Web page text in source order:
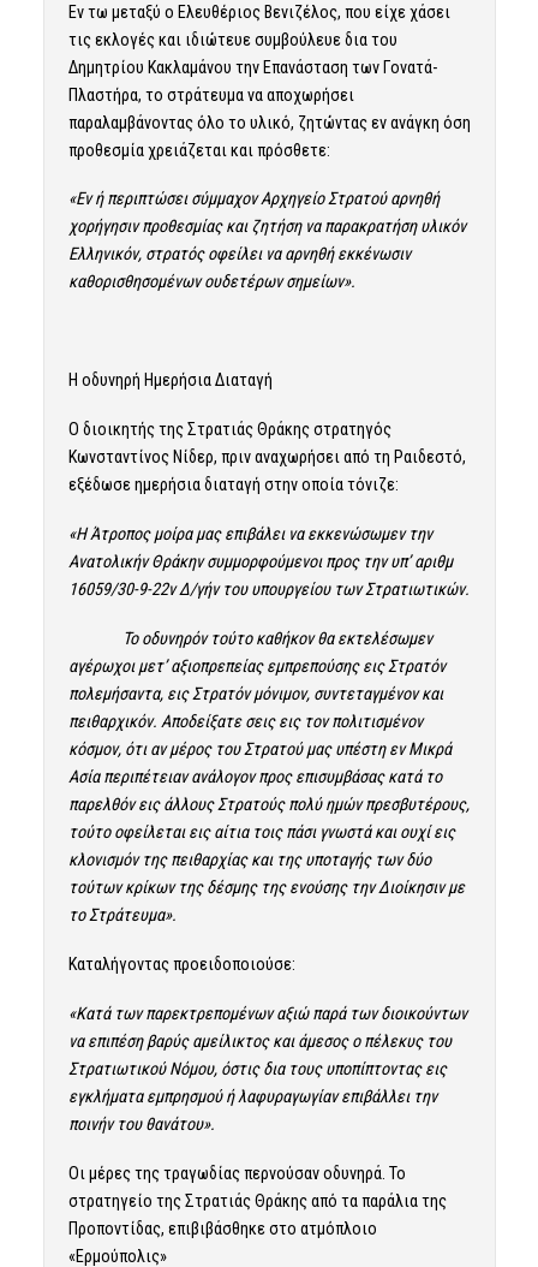
Εν τω μεταξύ ο Ελευθέριος Βενιζέλος, που είχε χάσει
τις εκλογές και ιδιώτευε συμβούλευε δια του
Δημητρίου Κακλαμάνου την Επανάσταση των Γονατά-
Πλαστήρα, το στράτευμα να αποχωρήσει
παραλαμβάνοντας όλο το υλικό, ζητώντας εν ανάγκη όση
προθεσμία χρειάζεται και πρόσθετε:
«Εν ή περιπτώσει σύμμαχον Αρχηγείο Στρατού αρνηθή
χορήγησιν προθεσμίας και ζητήση να παρακρατήση υλικόν
Ελληνικόν, στρατός οφείλει να αρνηθή εκκένωσιν
καθορισθησομένων ουδετέρων σημείων».
Η οδυνηρή Ημερήσια Διαταγή
Ο διοικητής της Στρατιάς Θράκης στρατηγός
Κωνσταντίνος Νίδερ, πριν αναχωρήσει από τη Ραιδεστό,
εξέδωσε ημερήσια διαταγή στην οποία τόνιζε:
«Η Άτροπος μοίρα μας επιβάλει να εκκενώσωμεν την
Ανατολικήν Θράκην συμμορφούμενοι προς την υπ’ αριθμ
16059/30-9-22ν Δ/γήν του υπουργείου των Στρατιωτικών.
Το οδυνηρόν τούτο καθήκον θα εκτελέσωμεν
αγέρωχοι μετ’ αξιοπρεπείας εμπρεπούσης εις Στρατόν
πολεμήσαντα, εις Στρατόν μόνιμον, συντεταγμένον και
πειθαρχικόν. Αποδείξατε σεις εις τον πολιτισμένον
κόσμον, ότι αν μέρος του Στρατού μας υπέστη εν Μικρά
Ασία περιπέτειαν ανάλογον προς επισυμβάσας κατά το
παρελθόν εις άλλους Στρατούς πολύ ημών πρεσβυτέρους,
τούτο οφείλεται εις αίτια τοις πάσι γνωστά και ουχί εις
κλονισμόν της πειθαρχίας και της υποταγής των δύο
τούτων κρίκων της δέσμης της ενούσης την Διοίκησιν με
το Στράτευμα».
Καταλήγοντας προειδοποιούσε:
«Κατά των παρεκτρεπομένων αξιώ παρά των διοικούντων
να επιπέση βαρύς αμείλικτος και άμεσος ο πέλεκυς του
Στρατιωτικού Νόμου, όστις δια τους υποπίπτοντας εις
εγκλήματα εμπρησμού ή λαφυραγωγίαν επιβάλλει την
ποινήν του θανάτου».
Οι μέρες της τραγωδίας περνούσαν οδυνηρά. Το
στρατηγείο της Στρατιάς Θράκης από τα παράλια της
Προποντίδας, επιβιβάσθηκε στο ατμόπλοιο
«Ερμούπολις»